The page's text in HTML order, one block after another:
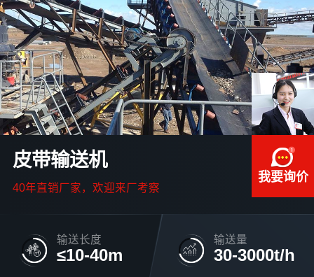
我要询价
皮带输送机
40年直销厂家，欢迎来厂考察
输送长度
≤10-40m
输送量
30-3000t/h